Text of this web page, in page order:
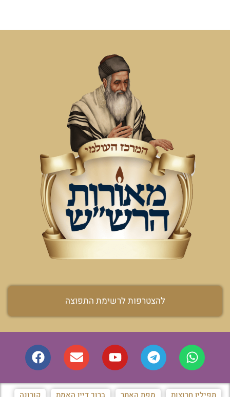
להצטרפות לרשימת התפוצה
תפילין חרוצות מפת האתר ברוך דיין האמת קורונה